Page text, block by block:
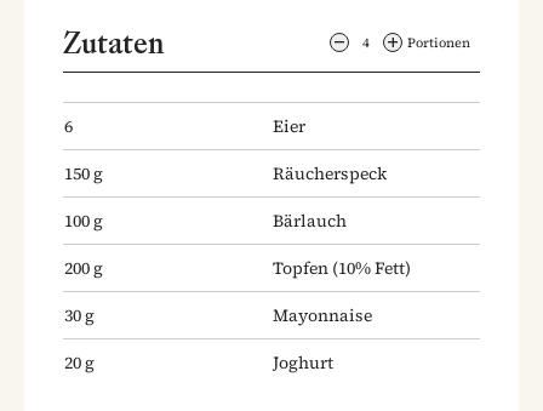
Zutaten 4 Portionen
6
Eier
150g
Räucherspeck
100g
Bärlauch
200g Topfen (10% Fett)
30g
Mayonnaise
20g Joghurt